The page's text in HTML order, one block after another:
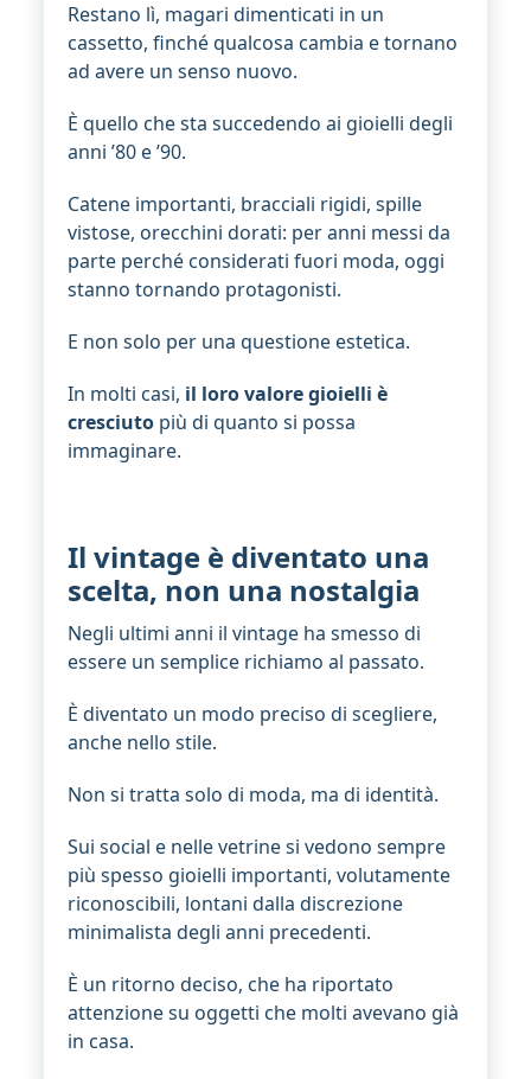
Restano lì, magari dimenticati in un
cassetto, finché qualcosa cambia e tornano
ad avere un senso nuovo.
È quello che sta succedendo ai gioielli degli
anni ’80 e ’90.
Catene importanti, bracciali rigidi, spille
vistose, orecchini dorati: per anni messi da
parte perché considerati fuori moda, oggi
stanno tornando protagonisti.
E non solo per una questione estetica.
In molti casi, il loro valore gioielli è
cresciutopiù di quanto si possa
immaginare.
Il vintage è diventato una
scelta, non una nostalgia
Negli ultimi anni il vintage ha smesso di
essere un semplice richiamo al passato.
È diventato un modo preciso di scegliere,
anche nello stile.
Non si tratta solo di moda, ma di identità.
Sui social e nelle vetrine si vedono sempre
più spesso gioielli importanti, volutamente
riconoscibili, lontani dalla discrezione
minimalista degli anni precedenti.
È un ritorno deciso, che ha riportato
attenzione su oggetti che molti avevano già
in casa.